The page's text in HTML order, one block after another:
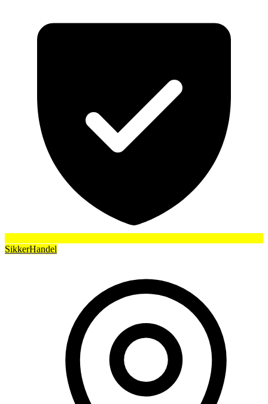
SikkerHandel